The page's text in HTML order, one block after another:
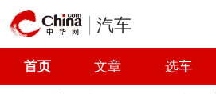
汽车
首页 文章 选车